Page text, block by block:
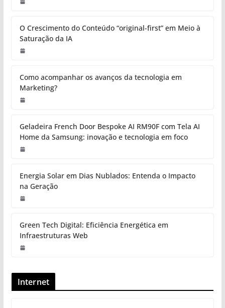
O Crescimento do Conteúdo “original-first” em Meio à
Saturação da IA
Como acompanhar os avanços da tecnologia em
Marketing?
Geladeira French Door Bespoke AI RM90F com Tela AI
Home da Samsung: inovação e tecnologia em foco
Energia Solar em Dias Nublados: Entenda o Impacto
na Geração
Green Tech Digital: Eficiência Energética em
Infraestruturas Web
Internet